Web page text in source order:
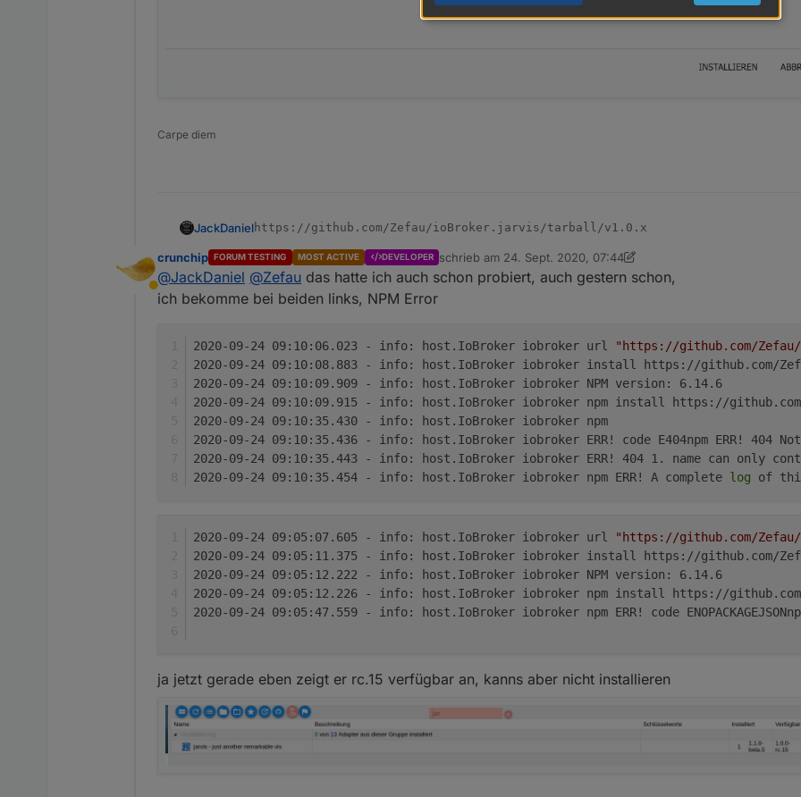
Carpe diem
JackDaniel
Abwesend
crunchip FORUM TESTING MOST ACTIVE DEVELOPER schrieb am 24. Sept. 2020, 07:44
zuletzt editiert von crunchip
@JackDaniel @Zefau das hatte ich auch schon probiert, auch gestern schon,
ich bekomme bei beiden links, NPM Error
2020-09-24 09:10:06.023 - info: host.IoBroker iobroker url
"https://github.com/
2020-09-24 09:10:08.883 - info: host.IoBroker iobroker install https://github.com/
2020-09-24 09:10:09.909 - info: host.IoBroker iobroker NPM version: 6.14.6
2020-09-24 09:10:09.915 - info: host.IoBroker iobroker npm install https://
2020-09-24 09:10:35.430 - info: host.IoBroker iobroker npm
2020-09-24 09:10:35.436 - info: host.IoBroker iobroker ERR! code E404npm ERR! 404
2020-09-24 09:10:35.443 - info: host.IoBroker iobroker ERR! 404 1. name can only
2020-09-24 09:10:35.454 - info: host.IoBroker iobroker npm ERR! A complete log of
2020-09-24 09:05:07.605 - info: host.IoBroker iobroker url
"https://github.com/
2020-09-24 09:05:11.375 - info: host.IoBroker iobroker install https://github.com/
2020-09-24 09:05:12.222 - info: host.IoBroker iobroker NPM version: 6.14.6
2020-09-24 09:05:12.226 - info: host.IoBroker iobroker npm install https://
2020-09-24 09:05:47.559 - info: host.IoBroker iobroker npm ERR! code
ja jetzt gerade eben zeigt er rc.15 verfügbar an, kanns aber nicht installieren